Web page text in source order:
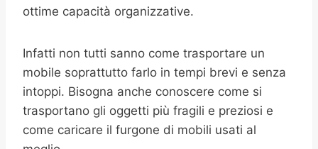
ottime capacità organizzative.
Infatti non tutti sanno come trasportare un
mobile soprattutto farlo in tempi brevi e senza
intoppi. Bisogna anche conoscere come si
trasportano gli oggetti più fragili e preziosi e
come caricare il furgone di mobili usati al